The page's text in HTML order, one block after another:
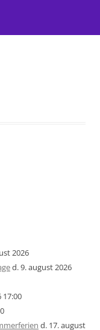
2026
d. 9. august 2026
17:00
d. 17. august